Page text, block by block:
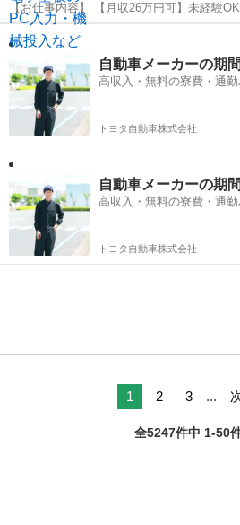
【お仕事内容】 【月収26万円可】未経験
械投入など製造のお仕事！社宅費全額補助
電子基板の製造♪／ ☆未経験OK！ 丁寧な研修と指導で安心のスター
ト♪ ＜具体的には…＞...
岐阜 大垣市
自動車メーカーの期
高収入・無料の寮費・通
トヨタ自動車株式会社
自動車メーカーの期
高収入・無料の寮費・通
トヨタ自動車株式会社
1 2 3 ...
全5247件中 1-50